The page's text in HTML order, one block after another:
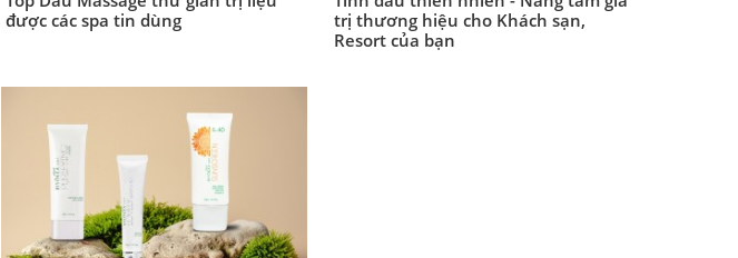
được các spa tin dùng
trị thương hiệu cho Khách sạn,
Resort của bạn